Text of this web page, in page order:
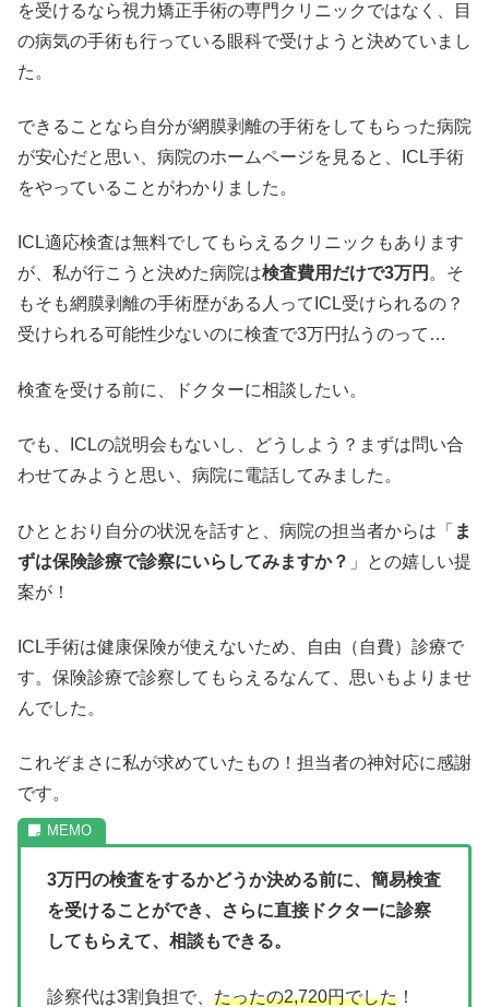
を受けるなら視力矯正手術の専門クリニックではなく、目
の病気の手術も行っている眼科で受けようと決めていまし
た。
できることなら自分が網膜剥離の手術をしてもらった病院
が安心だと思い、病院のホームページを見ると、ICL手術
をやっていることがわかりました。
ICL適応検査は無料でしてもらえるクリニックもあります
が、私が行こうと決めた病院は検査費用だけで3万円 。そ
もそも網膜剥離の手術歴がある人ってICL受けられるの？
受けられる可能性少ないのに検査で3万円払うのって…
検査を受ける前に、ドクターに相談したい。
でも、ICLの説明会もないし、どうしよう？まずは問い合
わせてみようと思い、病院に電話してみました。
ひととおり自分の状況を話すと、病院の担当者からは「 ま
ずは保険診療で診察にいらしてみますか？ 」との嬉しい提
案が！
ICL手術は健康保険が使えないため、自由（自費）診療で
す。保険診療で診察してもらえるなんて、思いもよりませ
んでした。
これぞまさに私が求めていたもの！担当者の神対応に感謝
です。
3万円の検査をするかどうか決める前に、簡易検査
を受けることができ、さらに直接ドクターに診察
してもらえて、相談もできる。
診察代は3割負担で、 たったの2,720円でした ！